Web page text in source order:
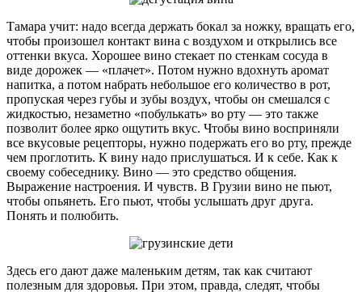
Тамара учит: надо всегда держать бокал за ножку, вращать его,
чтобы произошел контакт вина с воздухом и открылись все
оттенки вкуса. Хорошее вино стекает по стенкам сосуда в
виде дорожек — «плачет». Потом нужно вдохнуть аромат
напитка, а потом набрать небольшое его количество в рот,
пропуская через губы и зубы воздух, чтобы он смешался с
жидкостью, незаметно «побулькать» во рту — это также
позволит более ярко ощутить вкус. Чтобы вино восприняли
все вкусовые рецепторы, нужно подержать его во рту, прежде
чем проглотить. К вину надо прислушаться. И к себе. Как к
своему собеседнику. Вино — это средство общения.
Выражение настроения. И чувств. В Грузии вино не пьют,
чтобы опьянеть. Его пьют, чтобы услышать друг друга.
Понять и полюбить.
Здесь его дают даже маленьким детям, так как считают
полезным для здоровья. При этом, правда, следят, чтобы